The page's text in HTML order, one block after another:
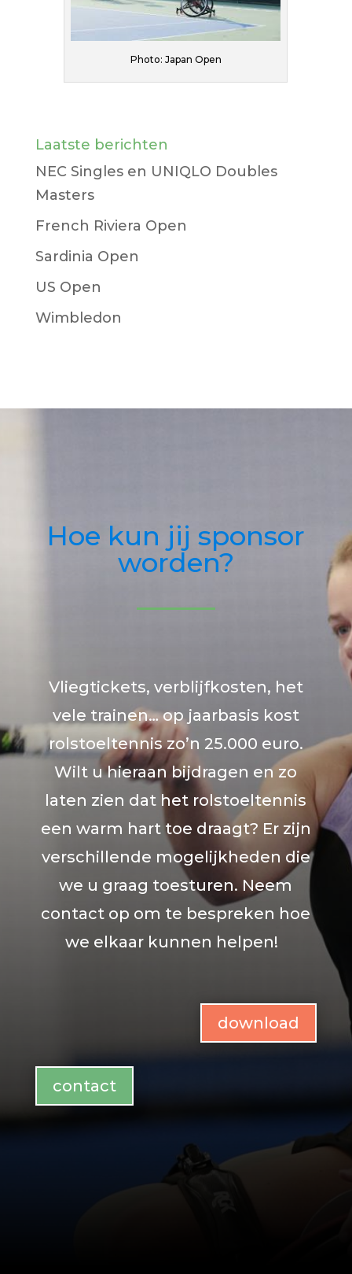
Photo: Japan Open
Laatste berichten
NEC Singles en UNIQLO Doubles
Masters
French Riviera Open
Sardinia Open
US Open
Wimbledon
Hoe kun jij sponsor
worden?
Vliegtickets, verblijfkosten, het
vele trainen… op jaarbasis kost
rolstoeltennis zo’n 25.000 euro.
Wilt u hieraan bijdragen en zo
laten zien dat het rolstoeltennis
een warm hart toe draagt? Er zijn
verschillende mogelijkheden die
we u graag toesturen. Neem
contact op om te bespreken hoe
we elkaar kunnen helpen!
download
contact